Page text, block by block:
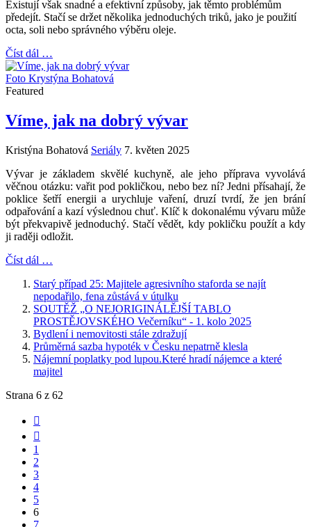
Existují však snadné a efektivní způsoby, jak těmto problémům
předejít. Stačí se držet několika jednoduchých triků, jako je použití
octa, soli nebo správného výběru oleje.
Číst dál …
Foto Krystýna Bohatová
Featured
Víme, jak na dobrý vývar
Kristýna Bohatová Seriály 7. květen 2025
Vývar je základem skvělé kuchyně, ale jeho příprava vyvolává
věčnou otázku: vařit pod pokličkou, nebo bez ní? Jedni přísahají, že
poklice šetří energii a urychluje vaření, druzí tvrdí, že jen brání
odpařování a kazí výslednou chuť. Klíč k dokonalému vývaru může
být překvapivě jednoduchý. Stačí vědět, kdy pokličku použít a kdy
ji raději odložit.
Číst dál …
Starý případ 25: Majitele agresivního staforda se najít
nepodařilo, fena zůstává v útulku
SOUTĚŽ „O NEJORIGINÁLĚJŠÍ TABLO
PROSTĚJOVSKÉHO Večerníku“ - 1. kolo 2025
Bydlení i nemovitosti stále zdražují
Průměrná sazba hypoték v Česku nepatrně klesla
Nájemní poplatky pod lupou.Které hradí nájemce a které
majitel
Strana 6 z 62
1
2
3
4
5
6